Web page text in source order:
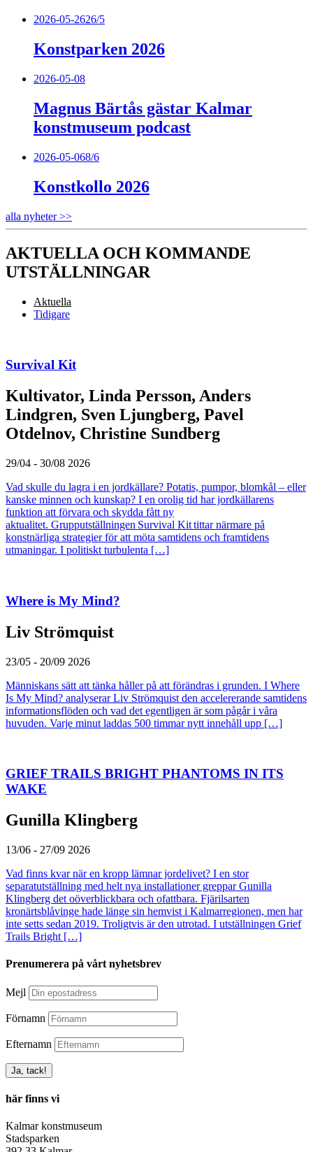
2026-05-2626/5
Konstparken 2026
2026-05-08
Magnus Bärtås gästar Kalmar
konstmuseum podcast
2026-05-068/6
Konstkollo 2026
alla nyheter >>
AKTUELLA OCH KOMMANDE
UTSTÄLLNINGAR
Aktuella
Tidigare
Survival Kit
Kultivator, Linda Persson, Anders
Lindgren, Sven Ljungberg, Pavel
Otdelnov, Christine Sundberg
29/04 - 30/08 2026
Vad skulle du lagra i en jordkällare? Potatis, pumpor, blomkål – eller
kanske minnen och kunskap? I en orolig tid har jordkällarens
funktion att förvara och skydda fått ny
aktualitet. Grupputställningen Survival Kit tittar närmare på
konstnärliga strategier för att möta samtidens och framtidens
utmaningar. I politiskt turbulenta […]
Where is My Mind?
Liv Strömquist
23/05 - 20/09 2026
Människans sätt att tänka håller på att förändras i grunden. I Where
Is My Mind? analyserar Liv Strömquist den accelererande samtidens
informationsflöden och vad det egentligen är som pågår i våra
huvuden. Varje minut laddas 500 timmar nytt innehåll upp […]
GRIEF TRAILS BRIGHT PHANTOMS IN ITS
WAKE
Gunilla Klingberg
13/06 - 27/09 2026
Vad finns kvar när en kropp lämnar jordelivet? I en stor
separatutställning med helt nya installationer greppar Gunilla
Klingberg det oöverblickbara och ofattbara. Fjärilsarten
kronärtsblåvinge hade länge sin hemvist i Kalmarregionen, men har
inte setts sedan 2019. Troligtvis är den utrotad. I utställningen Grief
Trails Bright […]
Prenumerera på vårt nyhetsbrev
Mejl
Förnamn
Efternamn
här finns vi
Kalmar konstmuseum
Stadsparken